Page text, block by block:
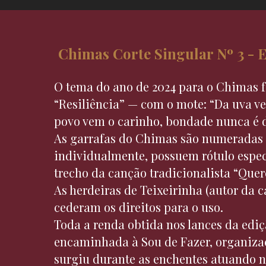
Chimas Corte Singular Nº 3 -
O tema do ano de 2024 para o Chimas
“Resiliência” — com o mote: “Da uva
povo vem o carinho, bondade nunca é
As garrafas do Chimas são numeradas
individualmente, possuem rótulo
trecho da canção tradicionalista
As herdeiras de Teixeirinha (autor da
cederam os direitos para o uso.​
Toda a renda obtida nos lances da
encaminhada à Sou de Fazer,
surgiu durante as enchentes atuando